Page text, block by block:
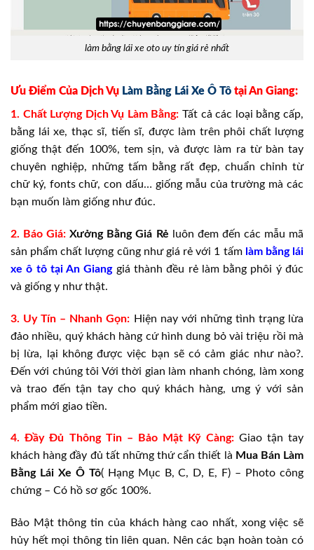
làm bằng lái xe oto uy tín giá rẻ nhất
Ưu Điểm Của Dịch Vụ Làm Bằng Lái Xe Ô Tô tại An Giang:
1. Chất Lượng Dịch Vụ Làm Bằng:Tất cả các loại bằng cấp,
bằng lái xe, thạc sĩ, tiến sĩ, được làm trên phôi chất lượng
giống thật đến 100%, tem sịn, và được làm ra từ bàn tay
chuyên nghiệp, những tấm bằng rất đẹp, chuẩn chỉnh từ
chữ ký, fonts chữ, con dấu… giống mẫu của trường mà các
bạn muốn làm giống như đúc.
2. Báo Giá: Xưởng Bằng Giá Rẻ luôn đem đến các mẫu mã
sản phẩm chất lượng cũng như giá rẻ với 1 tấm làm bằng lái
xe ô tô tại An Gianggiá thành đều rẻ làm bằng phôi ý đúc
và giống y như thật.
3. Uy Tín – Nhanh Gọn: Hiện nay với những tình trạng lừa
đảo nhiều, quý khách hàng cứ hình dung bỏ vài triệu rồi mà
bị lừa, lại không được việc bạn sẽ có cảm giác như nào?.
Đến với chúng tôi Với thời gian làm nhanh chóng, làm xong
và trao đến tận tay cho quý khách hàng, ưng ý với sản
phẩm mới giao tiền.
4. Đầy Đủ Thông Tin – Bảo Mật Kỹ Càng: Giao tận tay
khách hàng đầy đủ tất những thứ cẩn thiết là Mua Bán Làm
Bằng Lái Xe Ô Tô( Hạng Mục B, C, D, E, F) – Photo công
chứng – Có hồ sơ gốc 100%.
Bảo Mật thông tin của khách hàng cao nhất, xong việc sẽ
hủy hết mọi thông tin liên quan. Nên các bạn hoàn toàn có